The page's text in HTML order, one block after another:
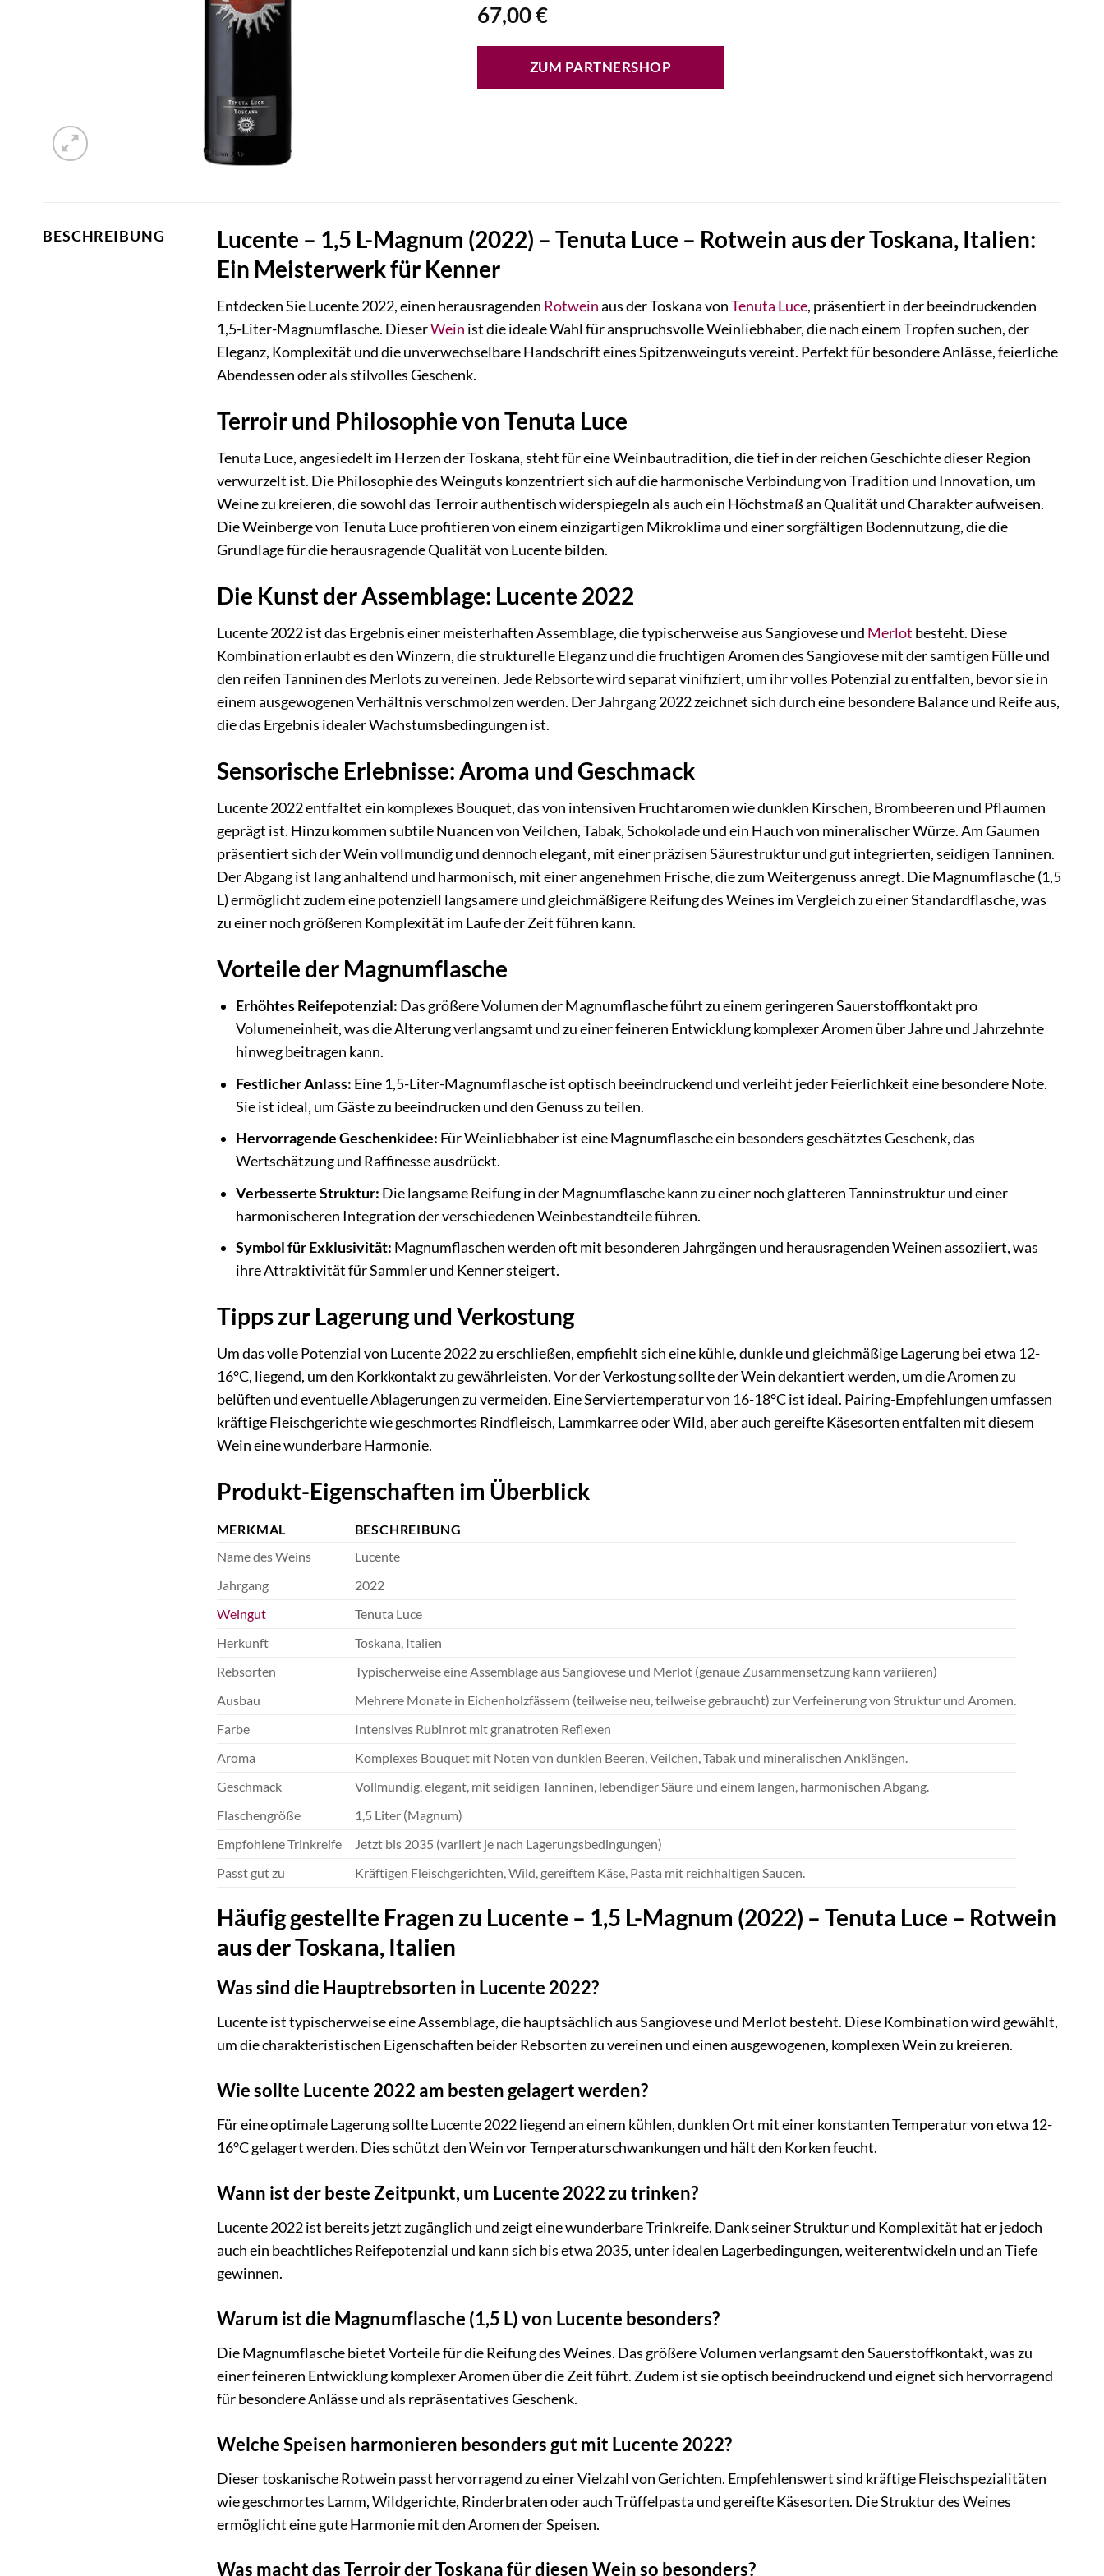
67,00€
ZUM PARTNERSHOP
BESCHREIBUNG
Lucente – 1,5 L-Magnum (2022) – Tenuta Luce – Rotwein aus der Toskana, Italien:
Ein Meisterwerk für Kenner
Entdecken Sie Lucente 2022, einen herausragenden Rotweinaus der Toskana vonTenuta Luce, präsentiert in der beeindruckenden
1,5-Liter-Magnumflasche. DieserWein ist die ideale Wahl für anspruchsvolle Weinliebhaber, die nach einem Tropfen suchen, der
Eleganz, Komplexität und die unverwechselbare Handschrift eines Spitzenweinguts vereint. Perfekt für besondere Anlässe, feierliche
Abendessen oder als stilvolles Geschenk.
Terroir und Philosophie von Tenuta Luce
Tenuta Luce, angesiedelt im Herzen der Toskana, steht für eine Weinbautradition, die tief in der reichen Geschichte dieser Region
verwurzelt ist. Die Philosophie des Weinguts konzentriert sich auf die harmonische Verbindung von Tradition und Innovation, um
Weine zu kreieren, die sowohl das Terroir authentisch widerspiegeln als auch ein Höchstmaß an Qualität und Charakter aufweisen.
Die Weinberge von Tenuta Luce profitieren von einem einzigartigen Mikroklima und einer sorgfältigen Bodennutzung, die die
Grundlage für die herausragende Qualität von Lucente bilden.
Die Kunst der Assemblage: Lucente 2022
Lucente 2022 ist das Ergebnis einer meisterhaften Assemblage, die typischerweise aus Sangiovese und Merlot besteht. Diese
Kombination erlaubt es den Winzern, die strukturelle Eleganz und die fruchtigen Aromen des Sangiovese mit der samtigen Fülle und
den reifen Tanninen des Merlots zu vereinen. Jede Rebsorte wird separat vinifiziert, um ihr volles Potenzial zu entfalten, bevor sie in
einem ausgewogenen Verhältnis verschmolzen werden. Der Jahrgang 2022 zeichnet sich durch eine besondere Balance und Reife aus,
die das Ergebnis idealer Wachstumsbedingungen ist.
Sensorische Erlebnisse: Aroma und Geschmack
Lucente 2022 entfaltet ein komplexes Bouquet, das von intensiven Fruchtaromen wie dunklen Kirschen, Brombeeren und Pflaumen
geprägt ist. Hinzu kommen subtile Nuancen von Veilchen, Tabak, Schokolade und ein Hauch von mineralischer Würze. Am Gaumen
präsentiert sich der Wein vollmundig und dennoch elegant, mit einer präzisen Säurestruktur und gut integrierten, seidigen Tanninen.
Der Abgang ist lang anhaltend und harmonisch, mit einer angenehmen Frische, die zum Weitergenuss anregt. Die Magnumflasche (1,5
L) ermöglicht zudem eine potenziell langsamere und gleichmäßigere Reifung des Weines im Vergleich zu einer Standardflasche, was
zu einer noch größeren Komplexität im Laufe der Zeit führen kann.
Vorteile der Magnumflasche
Erhöhtes Reifepotenzial: Das größere Volumen der Magnumflasche führt zu einem geringeren Sauerstoffkontakt pro
Volumeneinheit, was die Alterung verlangsamt und zu einer feineren Entwicklung komplexer Aromen über Jahre und Jahrzehnte
hinweg beitragen kann.
Festlicher Anlass: Eine 1,5-Liter-Magnumflasche ist optisch beeindruckend und verleiht jeder Feierlichkeit eine besondere Note.
Sie ist ideal, um Gäste zu beeindrucken und den Genuss zu teilen.
Hervorragende Geschenkidee: Für Weinliebhaber ist eine Magnumflasche ein besonders geschätztes Geschenk, das
Wertschätzung und Raffinesse ausdrückt.
Verbesserte Struktur: Die langsame Reifung in der Magnumflasche kann zu einer noch glatteren Tanninstruktur und einer
harmonischeren Integration der verschiedenen Weinbestandteile führen.
Symbol für Exklusivität: Magnumflaschen werden oft mit besonderen Jahrgängen und herausragenden Weinen assoziiert, was
ihre Attraktivität für Sammler und Kenner steigert.
Tipps zur Lagerung und Verkostung
Um das volle Potenzial von Lucente 2022 zu erschließen, empfiehlt sich eine kühle, dunkle und gleichmäßige Lagerung bei etwa 12-
16°C, liegend, um den Korkkontakt zu gewährleisten. Vor der Verkostung sollte der Wein dekantiert werden, um die Aromen zu
belüften und eventuelle Ablagerungen zu vermeiden. Eine Serviertemperatur von 16-18°C ist ideal. Pairing-Empfehlungen umfassen
kräftige Fleischgerichte wie geschmortes Rindfleisch, Lammkarree oder Wild, aber auch gereifte Käsesorten entfalten mit diesem
Wein eine wunderbare Harmonie.
Produkt-Eigenschaften im Überblick
MERKMAL
BESCHREIBUNG
Name des Weins
Lucente
Jahrgang
2022
Weingut
Tenuta Luce
Herkunft
Toskana, Italien
Rebsorten
Typischerweise eine Assemblage aus Sangiovese und Merlot (genaue Zusammensetzung kann variieren)
Ausbau
Mehrere Monate in Eichenholzfässern (teilweise neu, teilweise gebraucht) zur Verfeinerung von Struktur und Aromen.
Farbe
Intensives Rubinrot mit granatroten Reflexen
Aroma
Komplexes Bouquet mit Noten von dunklen Beeren, Veilchen, Tabak und mineralischen Anklängen.
Geschmack
Vollmundig, elegant, mit seidigen Tanninen, lebendiger Säure und einem langen, harmonischen Abgang.
Flaschengröße
1,5 Liter (Magnum)
Empfohlene Trinkreife
Jetzt bis 2035 (variiert je nach Lagerungsbedingungen)
Passt gut zu
Kräftigen Fleischgerichten, Wild, gereiftem Käse, Pasta mit reichhaltigen Saucen.
Häufig gestellte Fragen zu Lucente – 1,5 L-Magnum (2022) – Tenuta Luce – Rotwein
aus der Toskana, Italien
Was sind die Hauptrebsorten in Lucente 2022?
Lucente ist typischerweise eine Assemblage, die hauptsächlich aus Sangiovese und Merlot besteht. Diese Kombination wird gewählt,
um die charakteristischen Eigenschaften beider Rebsorten zu vereinen und einen ausgewogenen, komplexen Wein zu kreieren.
Wie sollte Lucente 2022 am besten gelagert werden?
Für eine optimale Lagerung sollte Lucente 2022 liegend an einem kühlen, dunklen Ort mit einer konstanten Temperatur von etwa 12-
16°C gelagert werden. Dies schützt den Wein vor Temperaturschwankungen und hält den Korken feucht.
Wann ist der beste Zeitpunkt, um Lucente 2022 zu trinken?
Lucente 2022 ist bereits jetzt zugänglich und zeigt eine wunderbare Trinkreife. Dank seiner Struktur und Komplexität hat er jedoch
auch ein beachtliches Reifepotenzial und kann sich bis etwa 2035, unter idealen Lagerbedingungen, weiterentwickeln und an Tiefe
gewinnen.
Warum ist die Magnumflasche (1,5 L) von Lucente besonders?
Die Magnumflasche bietet Vorteile für die Reifung des Weines. Das größere Volumen verlangsamt den Sauerstoffkontakt, was zu
einer feineren Entwicklung komplexer Aromen über die Zeit führt. Zudem ist sie optisch beeindruckend und eignet sich hervorragend
für besondere Anlässe und als repräsentatives Geschenk.
Welche Speisen harmonieren besonders gut mit Lucente 2022?
Dieser toskanische Rotwein passt hervorragend zu einer Vielzahl von Gerichten. Empfehlenswert sind kräftige Fleischspezialitäten
wie geschmortes Lamm, Wildgerichte, Rinderbraten oder auch Trüffelpasta und gereifte Käsesorten. Die Struktur des Weines
ermöglicht eine gute Harmonie mit den Aromen der Speisen.
Was macht das Terroir der Toskana für diesen Wein so besonders?